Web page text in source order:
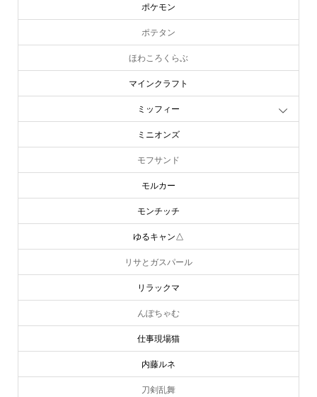
ポケモン
ポテタン
ほわころくらぶ
マインクラフト
ミッフィー
ミニオンズ
モフサンド
モルカー
モンチッチ
ゆるキャン△
リサとガスパール
リラックマ
んぽちゃむ
仕事現場猫
内藤ルネ
刀剣乱舞